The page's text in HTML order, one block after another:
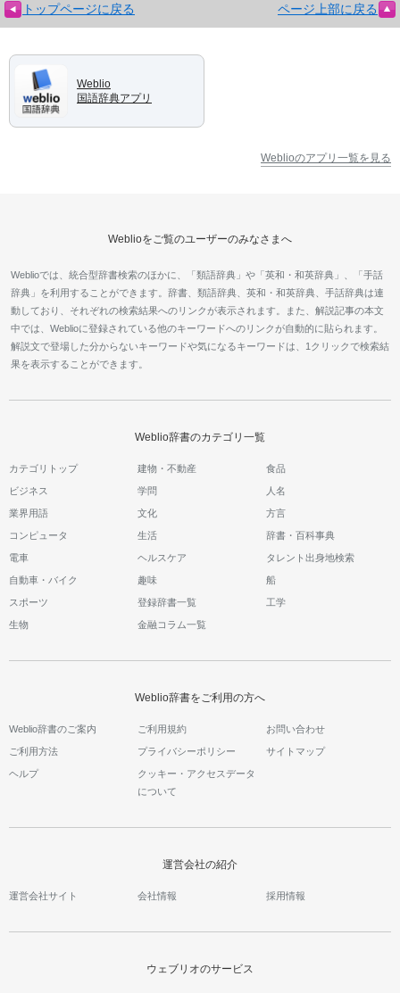
トップページに戻る ページ上部に戻る
Weblio
国語辞典アプリ
Weblioのアプリ一覧を見る
Weblioをご覧のユーザーのみなさまへ
Weblioでは、統合型辞書検索のほかに、「類語辞典」や「英和・和英辞典」、「手話
辞典」を利用することができます。辞書、類語辞典、英和・和英辞典、手話辞典は連
動しており、それぞれの検索結果へのリンクが表示されます。また、解説記事の本文
中では、Weblioに登録されている他のキーワードへのリンクが自動的に貼られます。
解説文で登場した分からないキーワードや気になるキーワードは、1クリックで検索結
果を表示することができます。
Weblio辞書のカテゴリ一覧
カテゴリトップ 建物・不動産 食品
ビジネス 学問 人名
業界用語 文化 方言
コンピュータ 生活 辞書・百科事典
電車 ヘルスケア タレント出身地検索
自動車・バイク 趣味 船
スポーツ 登録辞書一覧 工学
生物 金融コラム一覧
Weblio辞書をご利用の方へ
Weblio辞書のご案内 ご利用規約 お問い合わせ
ご利用方法 プライバシーポリシー サイトマップ
ヘルプ
クッキー・アクセスデータ
について
運営会社の紹介
運営会社サイト 会社情報 採用情報
ウェブリオのサービス